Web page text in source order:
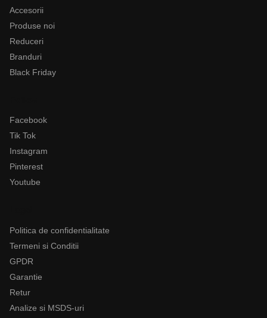
Accesorii
Produse noi
Reduceri
Branduri
Black Friday
Facebook
Tik Tok
Instagram
Pinterest
Youtube
Politica de confidentialitate
Termeni si Conditii
GPDR
Garantie
Retur
Analize si MSDS-uri